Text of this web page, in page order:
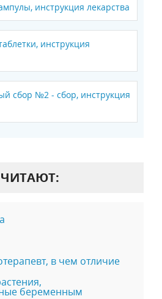
инструкция лекарства
инструкция
сбор №2 - сбор, инструкция
в чем отличие
беременным